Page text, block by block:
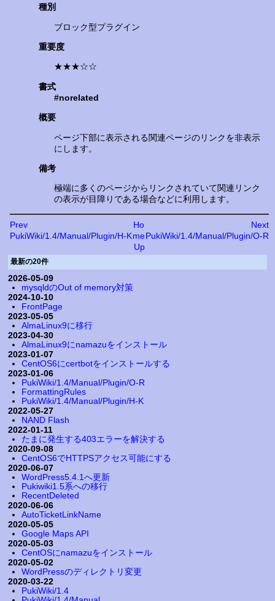
種別
ブロック型プラグイン
重要度
★★★☆☆
書式
#norelated
概要
ページ下部に表示される関連ページのリンクを非表示
にします。
備考
極端に多くのページからリンクされていて関連リンク
の表示が目障りである場合などに利用します。
Prev
PukiWiki/1.4/Manual/Plugin/H-K
Next
PukiWiki/1.4/Manual/Plugin/O-R
Ho
me
Up
最新の20件
2026-05-09
mysqldのOut of memory対策
2024-10-10
FrontPage
2023-05-05
AlmaLinux9に移行
2023-04-30
AlmaLinux9にnamazuをインストール
2023-01-07
CentOS6にcertbotをインストールする
2023-01-06
PukiWiki/1.4/Manual/Plugin/O-R
FormattingRules
PukiWiki/1.4/Manual/Plugin/H-K
2022-05-27
NAND Flash
2022-01-11
たまに発生する403エラーを解決する
2020-09-08
CentOS6でHTTPSアクセス可能にする
2020-06-07
WordPress5.4.1へ更新
Pukiwiki1.5系への移行
RecentDeleted
2020-06-06
AutoTicketLinkName
2020-05-05
Google Maps API
2020-05-03
CentOSにnamazuをインストール
2020-05-02
WordPressのディレクトリ変更
2020-03-22
PukiWiki/1.4